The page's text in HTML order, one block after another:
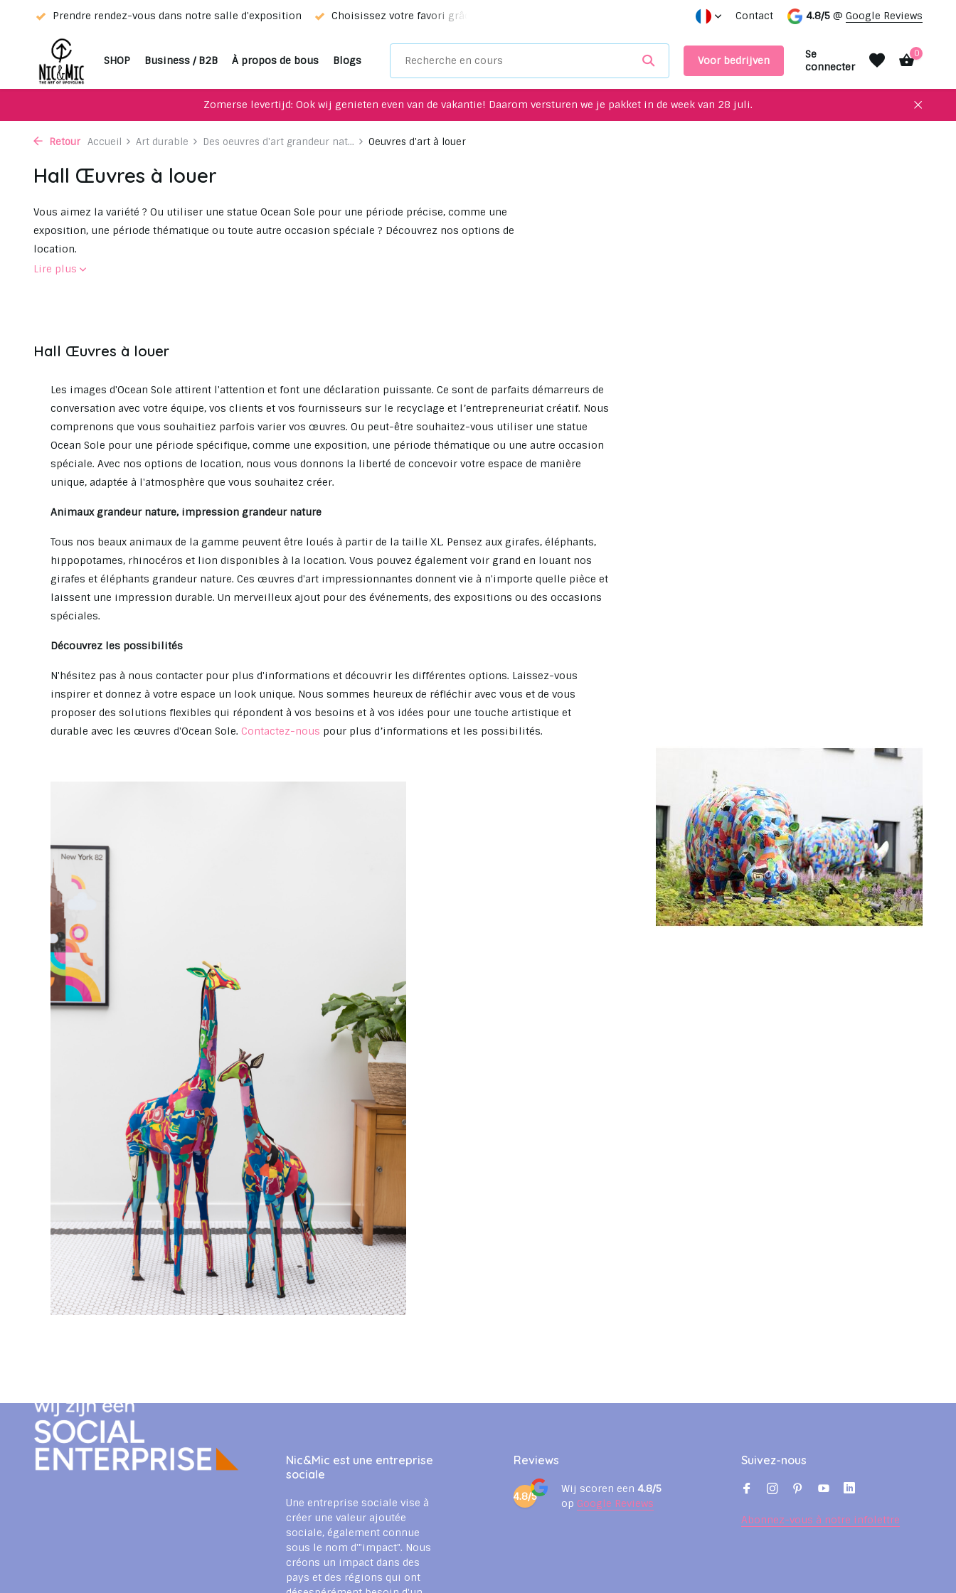
Prendre rendez-vous dans notre salle d'exposition Choisissez votre favori grâce à notre service de sélection! Des objets uniques à recycler pour votre intérieur !
Contact 4.8/5 @ Google Reviews
SHOP Business / B2B À propos de bous Blogs Voor bedrijven
Se
connecter
0
Zomerse levertijd: Ook wij genieten even van de vakantie! Daarom versturen we je pakket in de week van 28 juli.
Retour Accueil Art durable Des oeuvres d'art grandeur nat... Oeuvres d'art à louer
Hall Œuvres à louer
Vous aimez la variété ? Ou utiliser une statue Ocean Sole pour une période précise, comme une
exposition, une période thématique ou toute autre occasion spéciale ? Découvrez nos options de
location.
Lire plus
Hall Œuvres à louer
Les images d'Ocean Sole attirent l'attention et font une déclaration puissante. Ce sont de parfaits démarreurs de
conversation avec votre équipe, vos clients et vos fournisseurs sur le recyclage et l’entrepreneuriat créatif. Nous
comprenons que vous souhaitiez parfois varier vos œuvres. Ou peut-être souhaitez-vous utiliser une statue
Ocean Sole pour une période spécifique, comme une exposition, une période thématique ou une autre occasion
spéciale. Avec nos options de location, nous vous donnons la liberté de concevoir votre espace de manière
unique, adaptée à l'atmosphère que vous souhaitez créer.
Animaux grandeur nature, impression grandeur nature
Tous nos beaux animaux de la gamme peuvent être loués à partir de la taille XL. Pensez aux girafes, éléphants,
hippopotames, rhinocéros et lion disponibles à la location. Vous pouvez également voir grand en louant nos
girafes et éléphants grandeur nature. Ces œuvres d'art impressionnantes donnent vie à n'importe quelle pièce et
laissent une impression durable. Un merveilleux ajout pour des événements, des expositions ou des occasions
spéciales.
Découvrez les possibilités
N'hésitez pas à nous contacter pour plus d'informations et découvrir les différentes options. Laissez-vous
inspirer et donnez à votre espace un look unique. Nous sommes heureux de réfléchir avec vous et de vous
proposer des solutions flexibles qui répondent à vos besoins et à vos idées pour une touche artistique et
durable avec les œuvres d'Ocean Sole. Contactez-nous pour plus d’informations et les possibilités.
Nic&Mic est une entreprise
sociale
Une entreprise sociale vise à
créer une valeur ajoutée
sociale, également connue
sous le nom d'"impact". Nous
créons un impact dans des
pays et des régions qui ont
Reviews
4.8/5
Wij scoren een 4.8/5
op Google Reviews
Suivez-nous
Abonnez-vous à notre infolettre